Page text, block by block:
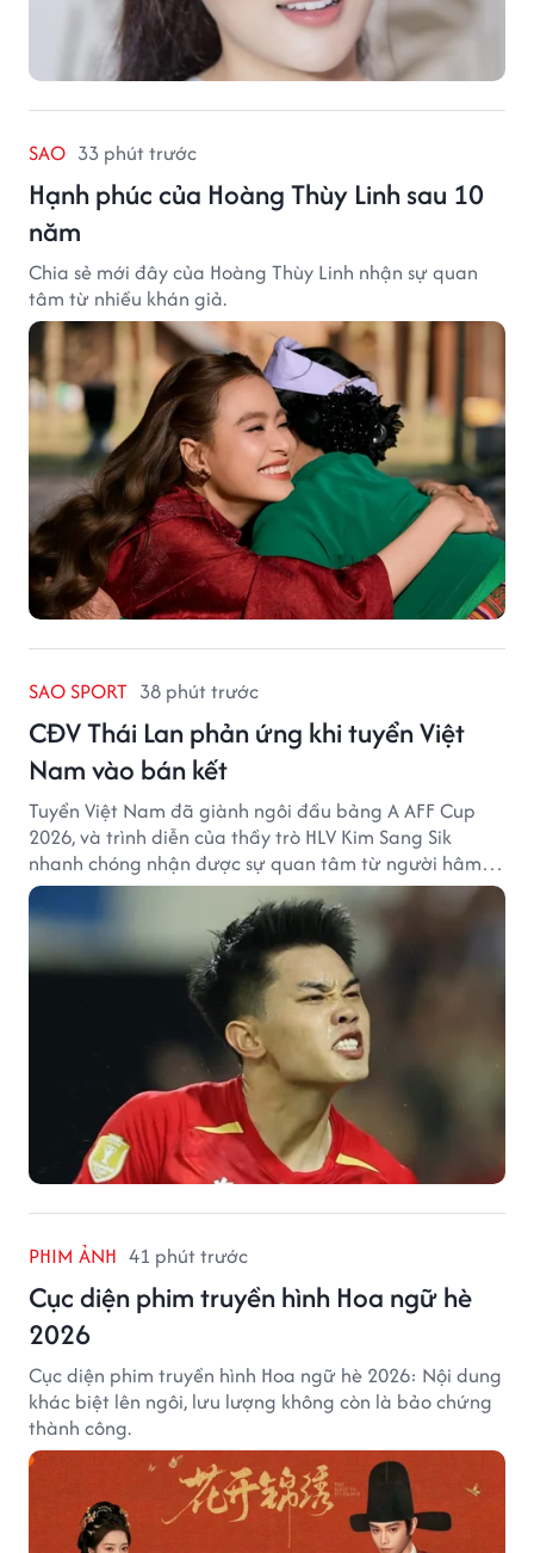
SAO 33 phút trước
Hạnh phúc của Hoàng Thùy Linh sau 10
năm
Chia sẻ mới đây của Hoàng Thùy Linh nhận sự quan
tâm từ nhiều khán giả.
SAO SPORT 38 phút trước
CĐV Thái Lan phản ứng khi tuyển Việt
Nam vào bán kết
Tuyển Việt Nam đã giành ngôi đầu bảng A AFF Cup
2026, và trình diễn của thầy trò HLV Kim Sang Sik
nhanh chóng nhận được sự quan tâm từ người hâm
mộ Thái Lan.
PHIM ẢNH 41 phút trước
Cục diện phim truyền hình Hoa ngữ hè
2026
Cục diện phim truyền hình Hoa ngữ hè 2026: Nội dung
khác biệt lên ngôi, lưu lượng không còn là bảo chứng
thành công.